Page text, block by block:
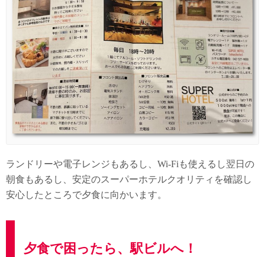
ランドリーや電子レンジもあるし、Wi-Fiも使えるし翌日の
朝食もあるし、安定のスーパーホテルクオリティを確認し
安心したところで夕食に向かいます。
夕食で困ったら、駅ビルへ！